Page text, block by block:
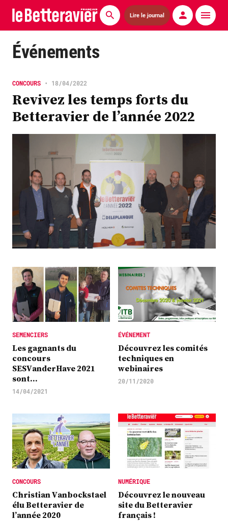
Lire le journal
Actualités
Agronomie
Matériels
La technique ITB
Pommes de terre
Guides pratiques
Chasse
Plus
Abonnez-vous
Événements
CONCOURS • 18/04/2022
Revivez les temps forts du
Betteravier de l’année 2022
SEMENCIERS
Les gagnants du
concours
SESVanderHave 2021
sont…
14/04/2021
ÉVÉNEMENT
Découvrez les comités
techniques en
webinaires
20/11/2020
CONCOURS
Christian Vanbockstael
élu Betteravier de
l’année 2020
NUMÉRIQUE
Découvrez le nouveau
site du Betteravier
français !